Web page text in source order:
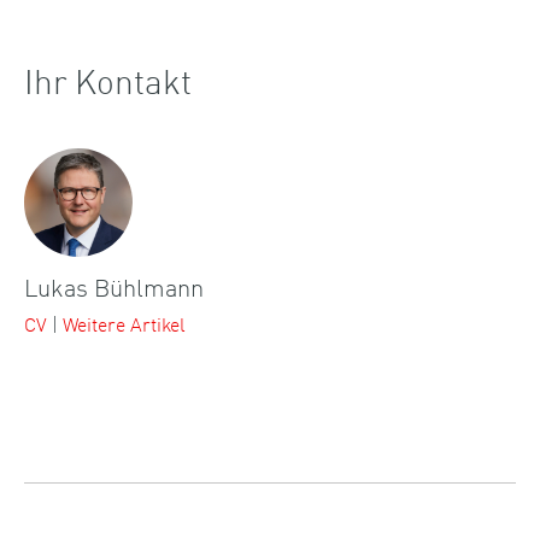
Ihr Kontakt
Lukas Bühlmann
CV | Weitere Artikel